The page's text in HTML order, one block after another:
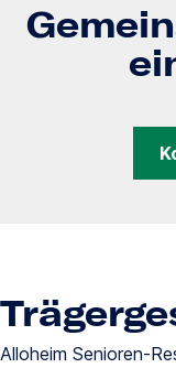
Alloheim Senioren-